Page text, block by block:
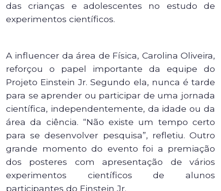
das crianças e adolescentes no estudo de
experimentos científicos.
A influencer da área de Física, Carolina Oliveira,
reforçou o papel importante da equipe do
Projeto Einstein Jr. Segundo ela, nunca é tarde
para se aprender ou participar de uma jornada
científica, independentemente, da idade ou da
área da ciência. “Não existe um tempo certo
para se desenvolver pesquisa”, refletiu. Outro
grande momento do evento foi a premiação
dos posteres com apresentação de vários
experimentos científicos de alunos
participantes do Einstein Jr.